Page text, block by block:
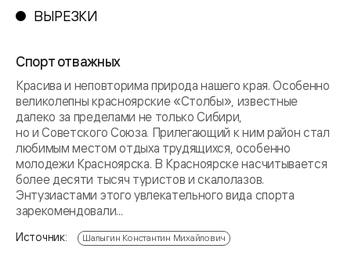
ВЫРЕЗКИ
Спорт отважных
Красива и неповторима природа нашего края. Особенно
великолепны красноярские «Столбы», известные
далеко за пределами не только Сибири,
но и Советского Союза. Прилегающий к ним район стал
любимым местом отдыха трудящихся, особенно
молодежи Красноярска. В Красноярске насчитывается
более десяти тысяч туристов и скалолазов.
Энтузиастами этого увлекательного вида спорта
зарекомендовали...
Источник: Шалыгин Константин Михайлович